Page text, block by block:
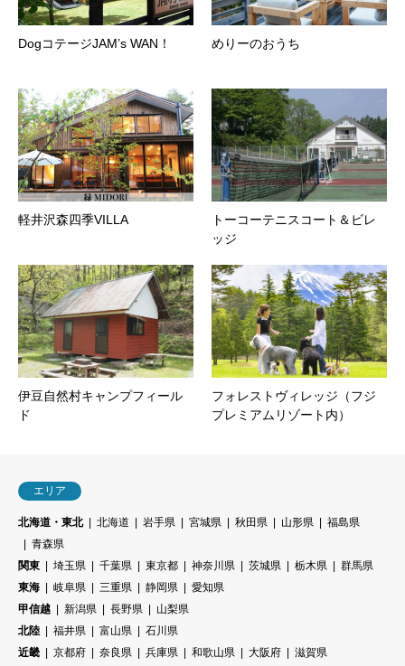
DogコテージJAM’s WAN！ めりーのおうち
軽井沢森四季VILLA
トーコーテニスコート＆ビレ
ッジ
伊豆自然村キャンプフィール
ド
フォレストヴィレッジ（フジ
プレミアムリゾート内）
エリア
北海道・東北 北海道 岩手県 宮城県 秋田県 山形県
福島県
青森県
関東
埼玉県 千葉県 東京都 神奈川県 茨城県 栃木県
群馬県
東海
岐阜県 三重県 静岡県
愛知県
甲信越
新潟県 長野県
山梨県
北陸
福井県 富山県
石川県
近畿
京都府 奈良県 兵庫県 和歌山県 大阪府
滋賀県